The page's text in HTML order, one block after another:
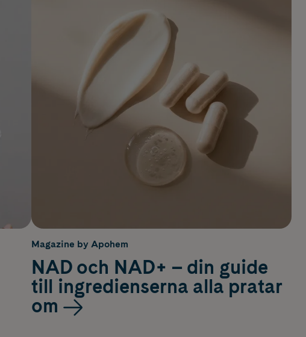
Magazine by Apohem
NAD och NAD+ – din guide
till ingredienserna alla pratar
om